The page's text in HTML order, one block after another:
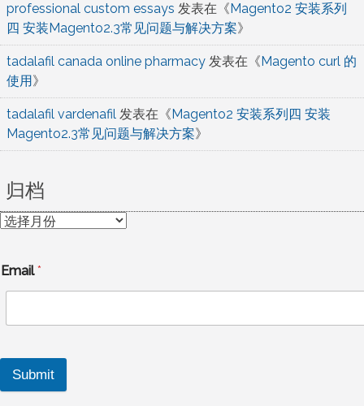
professional custom essays 发表在《Magento2 安装系列
四 安装Magento2.3常见问题与解决方案》
tadalafil canada online pharmacy 发表在《Magento curl 的
使用》
tadalafil vardenafil 发表在《Magento2 安装系列四 安装
Magento2.3常见问题与解决方案》
归档
归
Email*
Submit